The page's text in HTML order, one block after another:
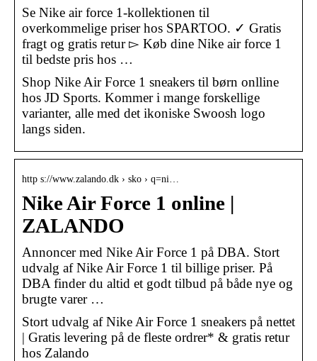
Se Nike air force 1-kollektionen til
overkommelige priser hos SPARTOO. ✓ Gratis
fragt og gratis retur ▻ Køb dine Nike air force 1
til bedste pris hos …
Shop Nike Air Force 1 sneakers til børn onlline
hos JD Sports. Kommer i mange forskellige
varianter, alle med det ikoniske Swoosh logo
langs siden.
http s://www.zalando.dk › sko › q=ni…
Nike Air Force 1 online |
ZALANDO
Annoncer med Nike Air Force 1 på DBA. Stort
udvalg af Nike Air Force 1 til billige priser. På
DBA finder du altid et godt tilbud på både nye og
brugte varer …
Stort udvalg af Nike Air Force 1 sneakers på nettet
| Gratis levering på de fleste ordrer* & gratis retur
hos Zalando